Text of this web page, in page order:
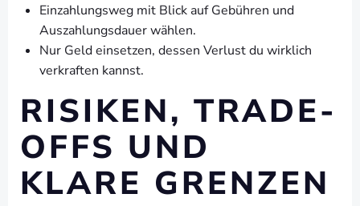
Einzahlungsweg mit Blick auf Gebühren und
Auszahlungsdauer wählen.
Nur Geld einsetzen, dessen Verlust du wirklich
verkraften kannst.
RISIKEN, TRADE-
OFFS UND
KLARE GRENZEN